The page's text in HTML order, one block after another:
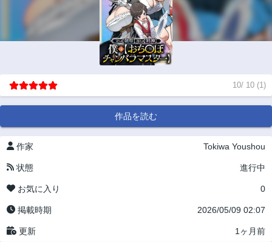
10/ 10 (1)
作品を読む
作家 Tokiwa Youshou
状態 進行中
お気に入り 0
掲載時期 2026/05/09 02:07
更新 1ヶ月前